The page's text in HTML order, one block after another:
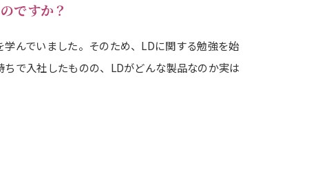
ですか？
んでいました。そのため、LDに関する勉強を始
で入社したものの、LDがどんな製品なのか実は